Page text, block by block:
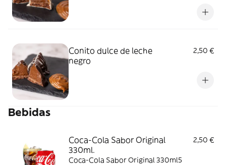
Conito dulce de leche
negro
2,50 €
Bebidas
Coca-Cola Sabor Original
330ml.
2,50 €
Coca-Cola Sabor Original 330ml5